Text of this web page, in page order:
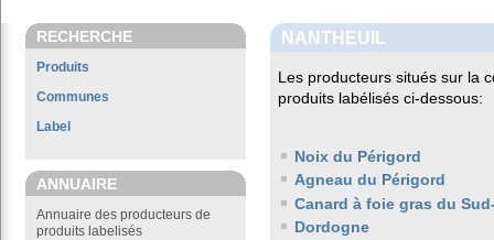
RECHERCHE
Produits
Communes
Label
ANNUAIRE
Annuaire des producteurs de
produits labelisés
NANTHEUIL
Les producteurs situés sur la
produits labélisés ci-dessous:
Noix du Périgord
Agneau du Périgord
Canard à foie gras du
Dordogne